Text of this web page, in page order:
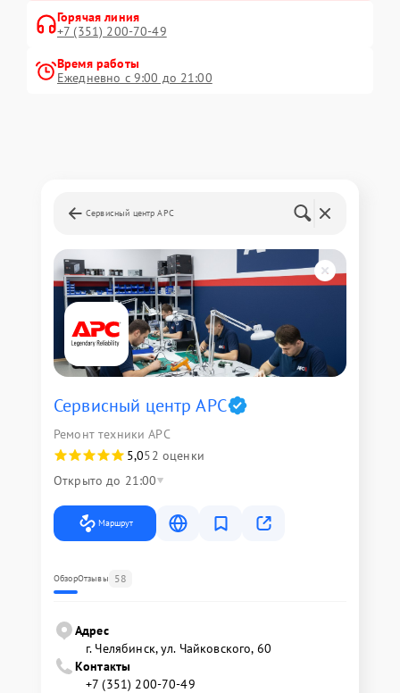
Горячая линия
+7 (351) 200-70-49
Время работы
Ежедневно с 9:00 до 21:00
Сервисный центр APC
Сервисный центр APC
Ремонт техники APC
5,052 оценки
Открыто до 21:00
Маршрут
ОбзорОтзывы 58
Адрес
г. Челябинск, ул. Чайковского, 60
Контакты
+7 (351) 200-70-49